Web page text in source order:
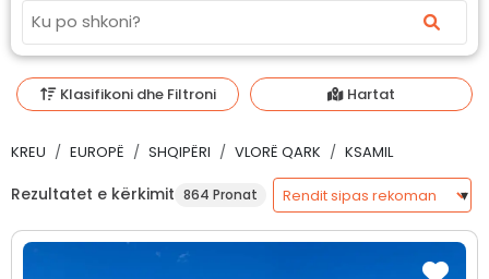
Klasifikoni dhe Filtroni Hartat
KREU EUROPË SHQIPËRI VLORË QARK KSAMIL
Rezultatet e kërkimit 864 Pronat